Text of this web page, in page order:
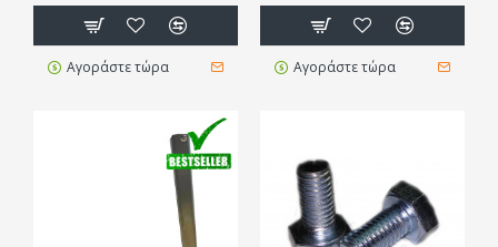
Αγοράστε τώρα Αγοράστε τώρα